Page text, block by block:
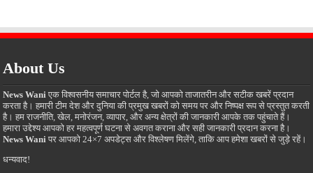
About Us
News Wani एक विश्वसनीय समाचार पोर्टल है, जो आपको ताजातरीन और सटीक खबरें प्रदान
करता है। हमारी टीम देश और दुनिया की प्रमुख खबरों को समय पर और निष्पक्ष रूप से प्रस्तुत करती
है। हम राजनीति, खेल, मनोरंजन, व्यापार, और अन्य क्षेत्रों की जानकारी आपके तक पहुंचाते हैं।
हमारा उद्देश्य आपको हर महत्वपूर्ण घटना से अवगत कराना और सही जानकारी प्रदान करना है।
News Wani पर आपको 24×7 अपडेट्स और विश्लेषण मिलेंगे, ताकि आप हमेशा खबरों से जुड़े रहें।
धन्यवाद!